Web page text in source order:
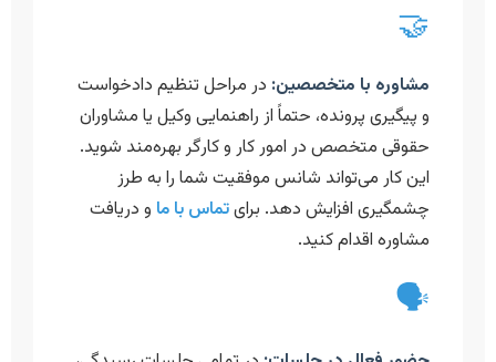
🤝
مشاوره با متخصصین: در مراحل تنظیم دادخواست
و پیگیری پرونده، حتماً از راهنمایی وکیل یا مشاوران
حقوقی متخصص در امور کار و کارگر بهره‌مند شوید.
این کار می‌تواند شانس موفقیت شما را به طرز
چشمگیری افزایش دهد. برایتماس با ما و دریافت
مشاوره اقدام کنید.
🗣️